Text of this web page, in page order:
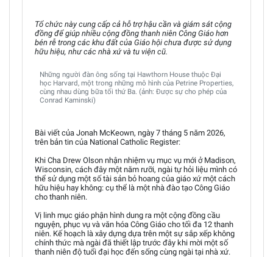
Tổ chức này cung cấp cả hỗ trợ hậu cần và giám sát cộng
đồng để giúp nhiều cộng đồng thanh niên Công Giáo hơn
bén rễ trong các khu đất của Giáo hội chưa được sử dụng
hữu hiệu, như các nhà xứ và tu viện cũ.
Những người đàn ông sống tại Hawthorn House thuộc Đại
học Harvard, một trong những mô hình của Petrine Properties,
cùng nhau dùng bữa tối thứ Ba. (ảnh: Được sự cho phép của
Conrad Kaminski)
Bài viết của Jonah McKeown, ngày 7 tháng 5 năm 2026,
trên bản tin của National Catholic Register:
Khi Cha Drew Olson nhận nhiệm vụ mục vụ mới ở Madison,
Wisconsin, cách đây một năm rưỡi, ngài tự hỏi liệu mình có
thể sử dụng một số tài sản bỏ hoang của giáo xứ một cách
hữu hiệu hay không: cụ thể là một nhà đào tạo Công Giáo
cho thanh niên.
Vị linh mục giáo phận hình dung ra một cộng đồng cầu
nguyện, phục vụ và văn hóa Công Giáo cho tối đa 12 thanh
niên. Kế hoạch là xây dựng dựa trên một sự sắp xếp không
chính thức mà ngài đã thiết lập trước đây khi mời một số
thanh niên độ tuổi đại học đến sống cùng ngài tại nhà xứ.